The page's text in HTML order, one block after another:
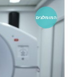
המומלצים